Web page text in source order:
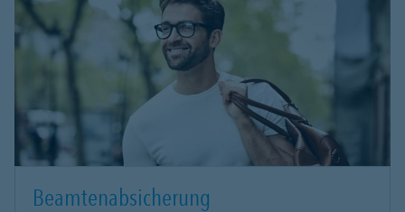
Beamtenabsicherung